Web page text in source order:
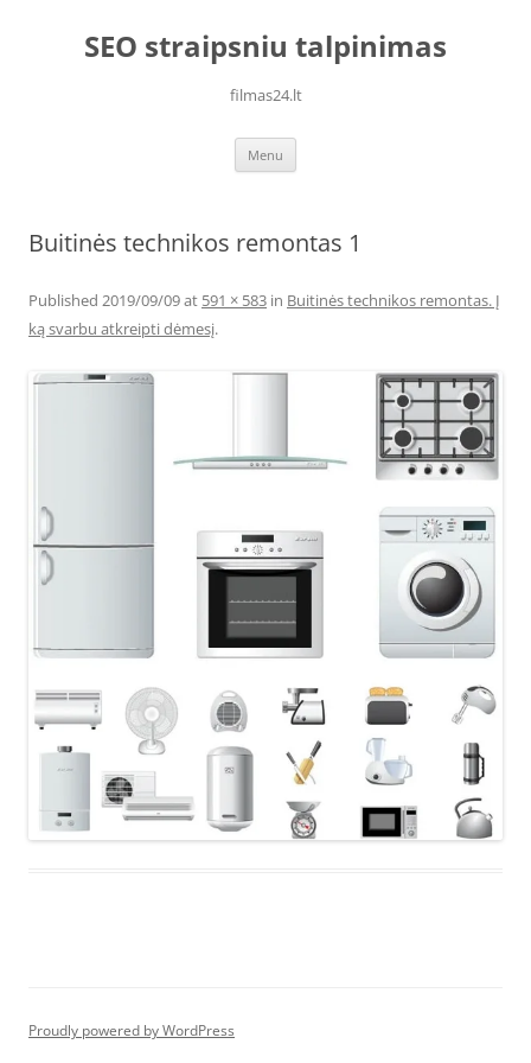
contentSEO straipsniu talpinimas
filmas24.lt
Menu
Buitinės technikos remontas 1
Published 2019/09/09at 591 × 583 in Buitinės technikos remontas. Į
ką svarbu atkreipti dėmesį.
Proudly powered by WordPress